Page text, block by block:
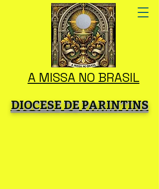
A MISSA NO BRASIL
DIOCESE DE PARINTINS